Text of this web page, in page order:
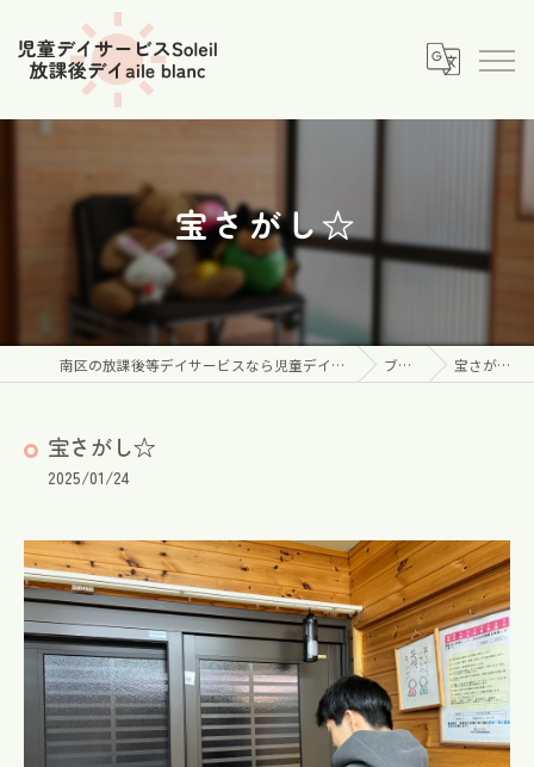
宝さがし☆
南区の放課後等デイサービスなら児童デイサービス Soleil ブログ 宝さがし☆
宝さがし☆
2025/01/24